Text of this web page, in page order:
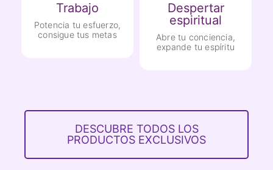
Trabajo
Potencia tu esfuerzo,
consigue tus metas
Despertar
espiritual
Abre tu conciencia,
expande tu espíritu
DESCUBRE TODOS LOS
PRODUCTOS EXCLUSIVOS